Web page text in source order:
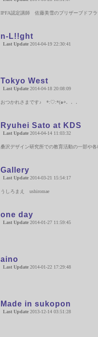
IPFA認定講師 佐藤美雪のプリザーブドフラ
n-L!!ght
Last Update 2014-04-19 22:30:41
Tokyo West
Last Update 2014-04-18 20:08:09
おつかれさまです♪ *:♡:*(๑￫．．．
Ryuhei Sato at KDS
Last Update 2014-04-14 11:03:32
桑沢デザイン研究所での教育活動の一部や
Gallery
Last Update 2014-03-21 15:54:17
うしろまえ ushiromae
one day
Last Update 2014-01-27 11:59:45
aino
Last Update 2014-01-22 17:29:48
Made in sukopon
Last Update 2013-12-14 03:51:28